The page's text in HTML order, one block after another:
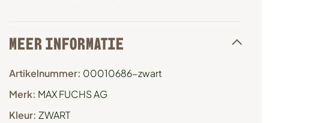
MEER INFORMATIE
Artikelnummer: 00010686-zwart
Merk: MAX FUCHS AG
Kleur: ZWART